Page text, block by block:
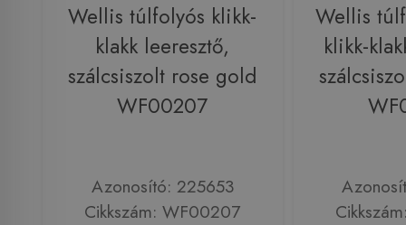
Wellis túlfolyós klikk-
klakk leeresztő,
szálcsiszolt rose gold
WF00207
Azonosító: 225653
Cikkszám: WF00207
Wellis
klikk-